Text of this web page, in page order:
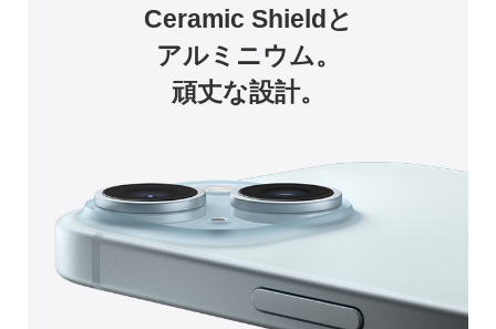
Ceramic Shieldと
アルミニウム。
頑丈な設計。